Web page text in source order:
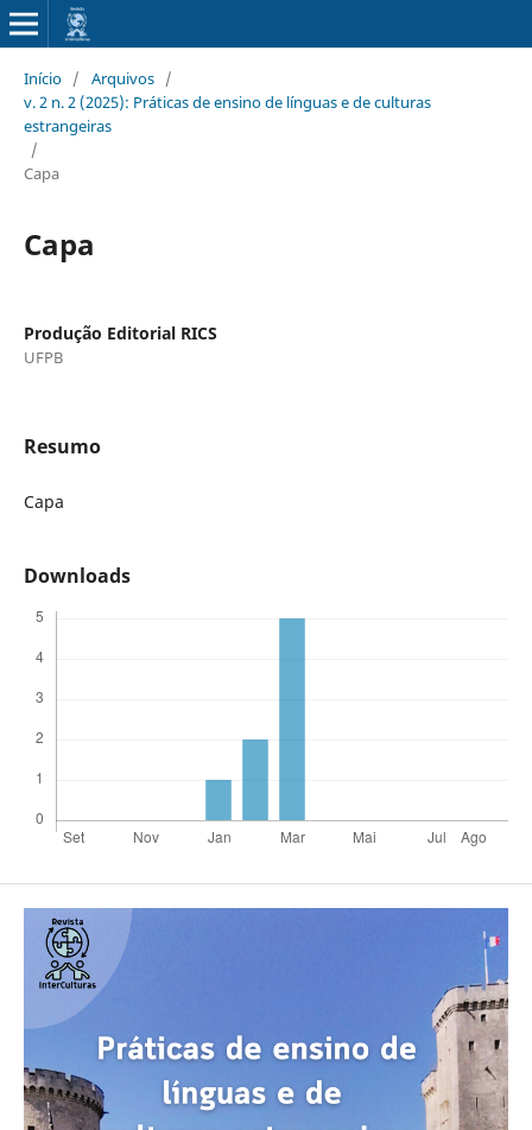
Início / Arquivos /
v. 2 n. 2 (2025): Práticas de ensino de línguas e de culturas
estrangeiras
/
Capa
Capa
Produção Editorial RICS
UFPB
Resumo
Capa
Downloads